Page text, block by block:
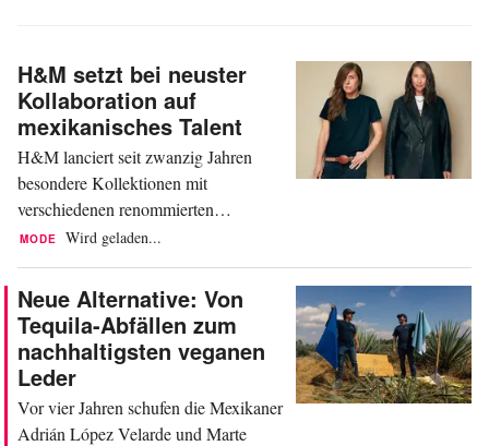
H&M setzt bei neuster
Kollaboration auf
mexikanisches Talent
H&M lanciert seit zwanzig Jahren
besondere Kollektionen mit
verschiedenen renommierten
Designer:innen und Marken weltweit.
mit Karl Lagerfeld, Stella McCartney,
Moschino, Mugler und Alexander
Wang, um nur einige zu nennen. Nun
gesellt sich die mexikanische
Designerin Lorena Saravia zu dieser
Liste. Die...
MODE Wird geladen...
Neue Alternative: Von
Tequila-Abfällen zum
nachhaltigsten veganen
Leder
Vor vier Jahren schufen die Mexikaner
Adrián López Velarde und Marte